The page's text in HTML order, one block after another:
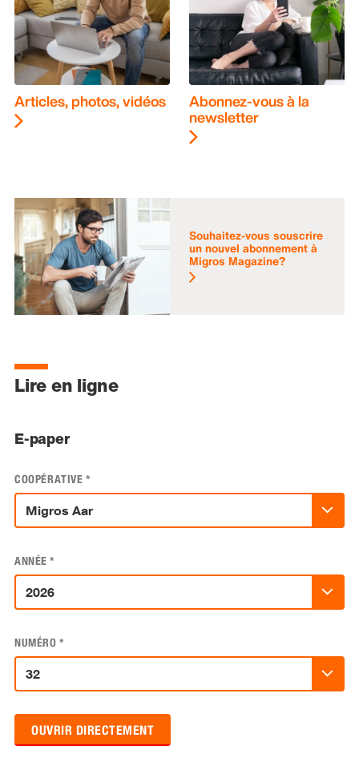
Articles, photos, vidéos Abonnez-vous à la
newsletter
Souhaitez-vous souscrire
un nouvel abonnement à
Migros Magazine?
Lire en ligne
E-paper
COOPÉRATIVE *
ANNÉE *
NUMÉRO *
OUVRIR DIRECTEMENT